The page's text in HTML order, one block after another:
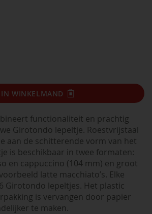
IN WINKELMAND
functionaliteit en prachtig
Girotondo lepeltje. Roestvrijstaal
aan de schitterende vorm van het
is beschikbaar in twee formaten:
en cappuccino (104 mm) en groot
latte macchiato’s. Elke
Girotondo lepeltjes. Het plastic
is vervangen door papier
te maken.